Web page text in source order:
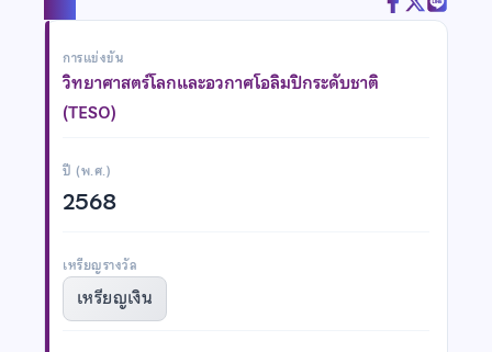
การแข่งขัน
วิทยาศาสตร์โลกและอวกาศโอลิมปิกระดับชาติ
(TESO)
ปี (พ.ศ.)
2568
เหรียญรางวัล
เหรียญเงิน